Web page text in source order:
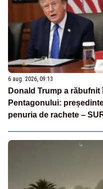
6 aug. 2026, 09:13
Donald Trump a
Pentagonului:
penuria de rachete –